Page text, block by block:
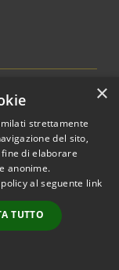
© 2026 • Comune di
di Romagna •
byMunicipium
redazione
×
strettamente
del sito,
di elaborare
anonime.
al seguente link
TUTTO